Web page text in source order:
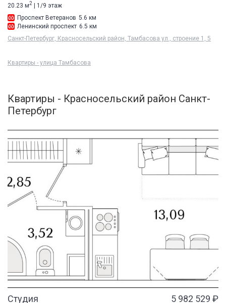
20.23 м2
| 1/9 этаж
Проспект Ветеранов 5.6 км
Ленинский проспект 6.5 км
Санкт-Петербург, Красносельский район, Тамбасова ул., строение 1, 5
Квартиры - улица Тамбасова
Квартиры - Красносельский район Санкт-
Петербург
Студия 5 982 529 ₽